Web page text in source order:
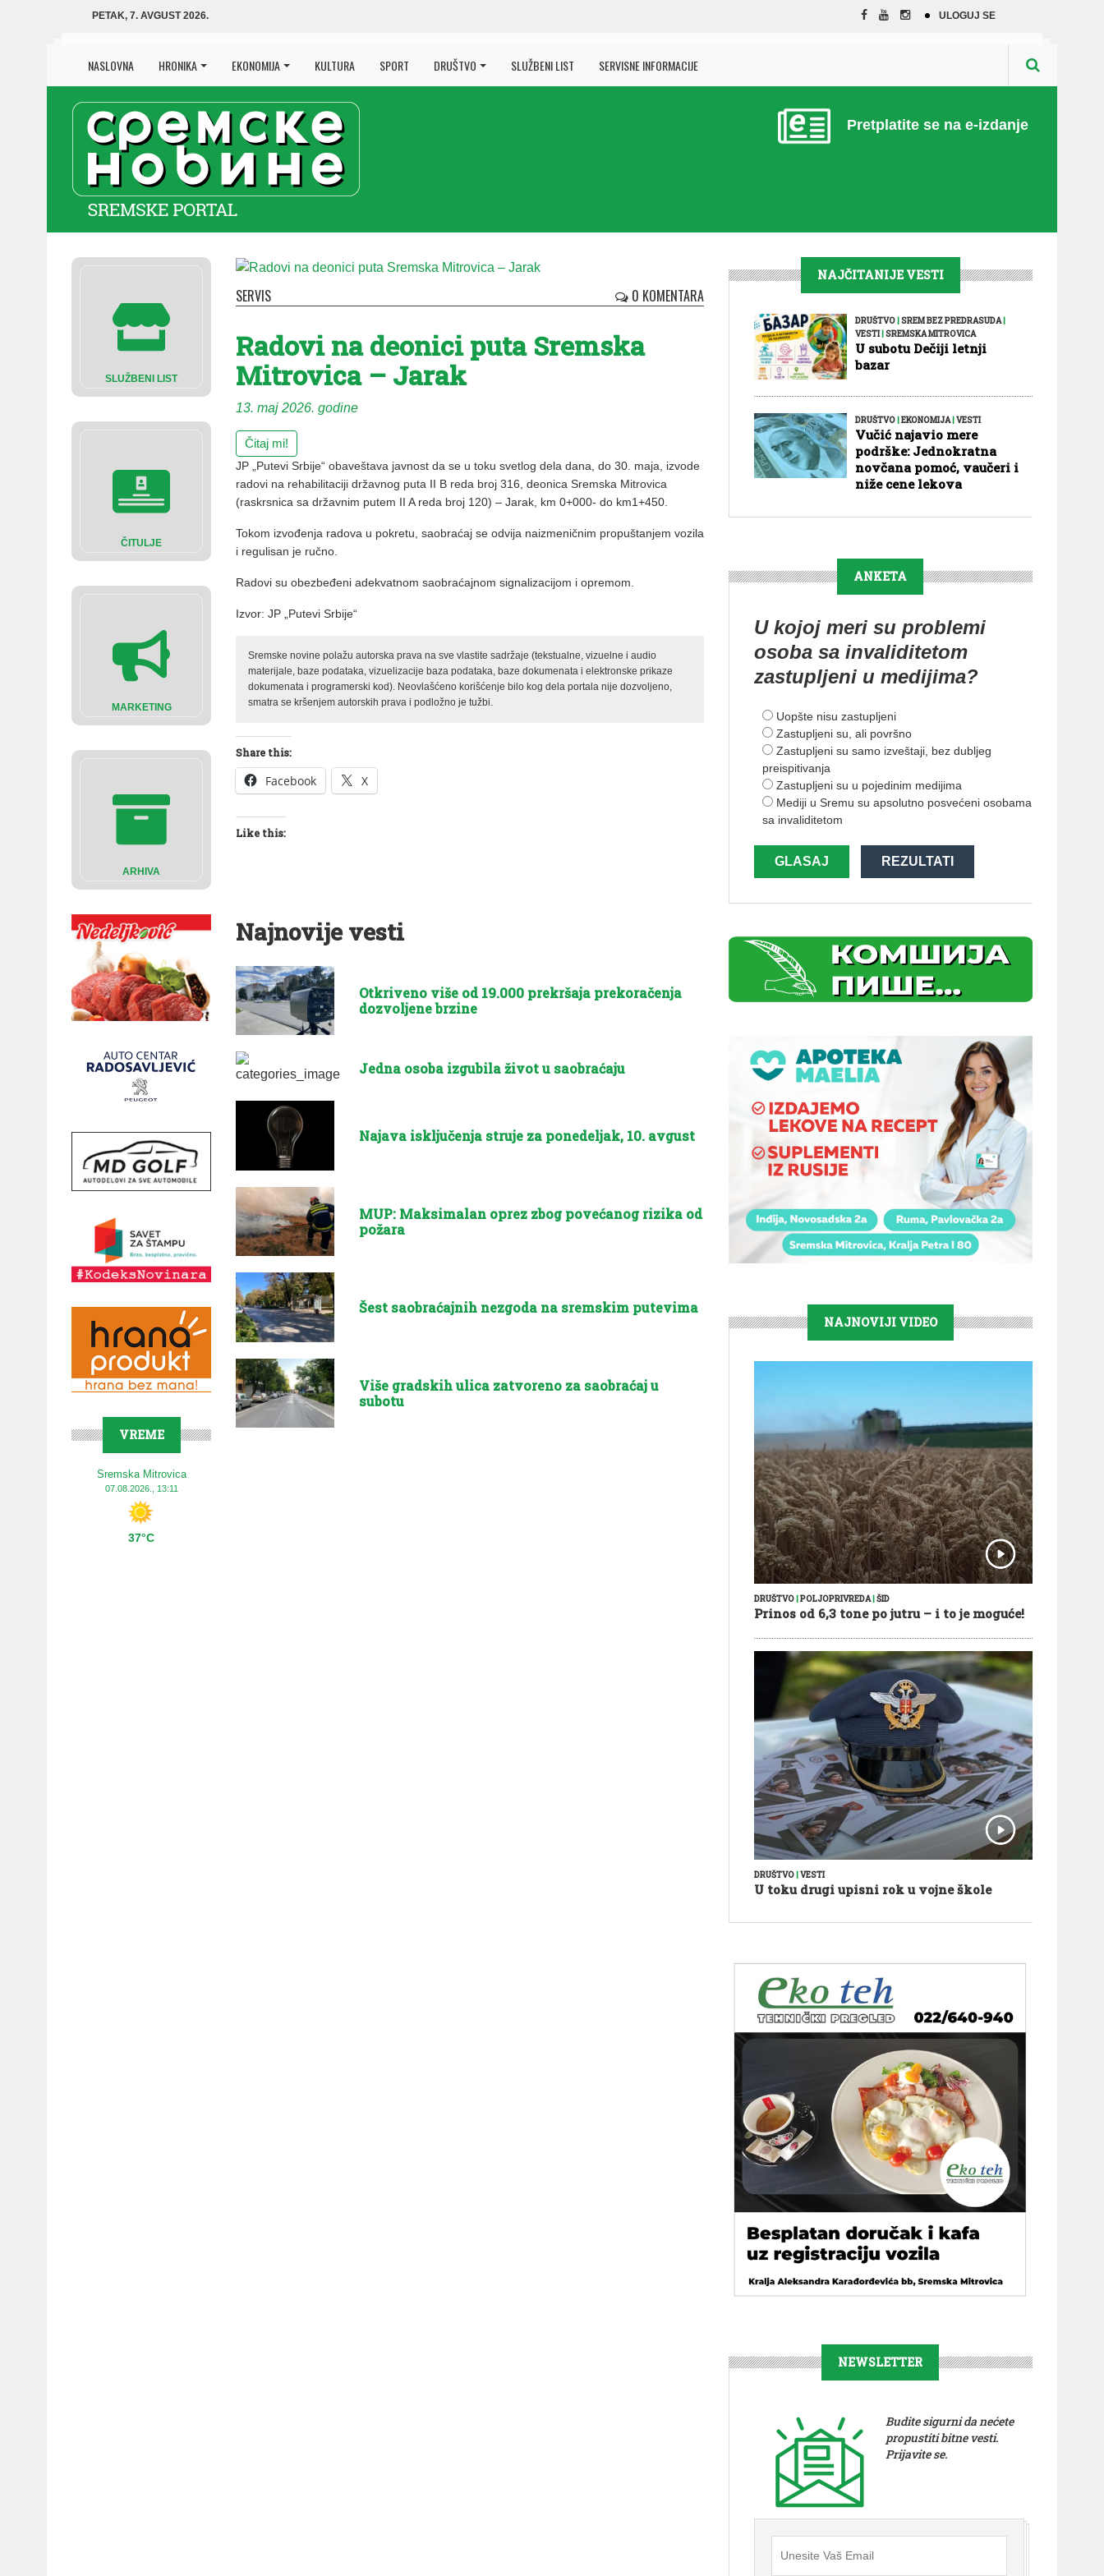
PETAK, 7. AVGUST 2026. ULOGUJ SE
NASLOVNA HRONIKA EKONOMIJA KULTURA SPORT DRUŠTVO SLUŽBENI LIST SERVISNE INFORMACIJE
Pretplatite se na e-izdanje
SLUŽBENI LIST
ČITULJE
MARKETING
ARHIVA
VREME
Sremska Mitrovica
07.08.2026., 13:11
37°C
SERVIS 0 KOMENTARA
Radovi na deonici puta Sremska
Mitrovica – Jarak
13. maj 2026. godine
Čitaj mi!
JP „Putevi Srbije“ obaveštava javnost da se u toku svetlog dela dana, do 30. maja, izvode
radovi na rehabilitaciji državnog puta II B reda broj 316, deonica Sremska Mitrovica
(raskrsnica sa državnim putem II A reda broj 120) – Jarak, km 0+000- do km1+450.
Tokom izvođenja radova u pokretu, saobraćaj se odvija naizmeničnim propuštanjem vozila
i regulisan je ručno.
Radovi su obezbeđeni adekvatnom saobraćajnom signalizacijom i opremom.
Izvor: JP „Putevi Srbije“
Sremske novine polažu autorska prava na sve vlastite sadržaje (tekstualne, vizuelne i audio
materijale, baze podataka, vizuelizacije baza podataka, baze dokumenata i elektronske prikaze
dokumenata i programerski kod). Neovlašćeno korišćenje bilo kog dela portala nije dozvoljeno,
smatra se kršenjem autorskih prava i podložno je tužbi.
Share this:
Facebook X
Like this:
Najnovije vesti
Otkriveno više od 19.000 prekršaja prekoračenja
dozvoljene brzine
Jedna osoba izgubila život u saobraćaju
Najava isključenja struje za ponedeljak, 10. avgust
MUP: Maksimalan oprez zbog povećanog rizika od
požara
Šest saobraćajnih nezgoda na sremskim putevima
Više gradskih ulica zatvoreno za saobraćaj u
subotu
NAJČITANIJE VESTI
DRUŠTVO|SREM BEZ PREDRASUDA|
VESTI|SREMSKA MITROVICA
U subotu Dečiji letnji
bazar
DRUŠTVO|EKONOMIJA|VESTI
Vučić najavio mere
podrške: Jednokratna
novčana pomoć, vaučeri i
niže cene lekova
ANKETA
U kojoj meri su problemi
osoba sa invaliditetom
zastupljeni u medijima?
Uopšte nisu zastupljeni
Zastupljeni su, ali površno
Zastupljeni su samo izveštaji, bez dubljeg
preispitivanja
Zastupljeni su u pojedinim medijima
Mediji u Sremu su apsolutno posvećeni osobama
sa invaliditetom
GLASAJ REZULTATI
NAJNOVIJI VIDEO
DRUŠTVO|POLJOPRIVREDA|ŠID
Prinos od 6,3 tone po jutru – i to je moguće!
DRUŠTVO VESTI
U toku drugi upisni rok u vojne škole
NEWSLETTER
Budite sigurni da nećete
propustiti bitne vesti.
Prijavite se.